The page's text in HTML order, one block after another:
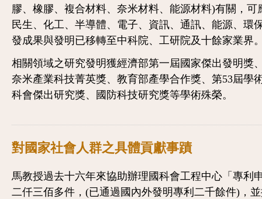
膠、橡膠、複合材料、奈米材料、能源材料)有關，可
民生、化工、半導體、電子、資訊、通訊、能源、環
發成果與發明已移轉至中科院、工研院及十餘家業界
相關領域之研究發明獲經濟部第一屆國家傑出發明獎
奈米產業科技菁英獎、教育部產學合作獎、第53屆學
科會傑出研究獎、國防科技研究獎等學術殊榮。
對國家社會人群之具體貢獻事蹟
馬教授過去十六年來協助辦理國科會工程中心「專利
二仟三佰多件，(已通過國內外發明專利二千餘件)，